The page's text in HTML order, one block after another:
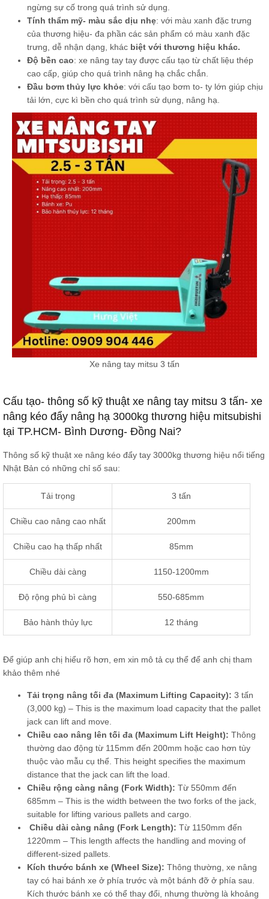
ngừng sự cố trong quá trình sử dụng.
Tính thẩm mỹ- màu sắc dịu nhẹ: với màu xanh đặc trưng
của thương hiệu- đa phần các sản phẩm có màu xanh đặc
trưng, dễ nhận dạng, khác biệt với thương hiệu khác.
Độ bền cao: xe nâng tay tay được cấu tạo từ chất liệu thép
cao cấp, giúp cho quá trình nâng hạ chắc chắn.
Đầu bơm thủy lực khỏe: với cấu tạo bơm to- ty lớn giúp chịu
tải lớn, cực kì bền cho quá trình sử dụng, nâng hạ.
Xe nâng tay mitsu 3 tấn
Cấu tạo- thông số kỹ thuật xe nâng tay mitsu 3 tấn- xe
nâng kéo đẩy nâng hạ 3000kg thương hiệu mitsubishi
tại TP.HCM- Bình Dương- Đồng Nai?
Thông số kỹ thuật xe nâng kéo đẩy tay 3000kg thương hiệu nổi tiếng
Nhật Bản có những chỉ số sau:
Tải trọng 3 tấn
Chiều cao nâng cao nhất 200mm
Chiều cao hạ thấp nhất 85mm
Chiều dài càng 1150-1200mm
Độ rộng phủ bì càng 550-685mm
Bảo hành thủy lực 12 tháng
Để giúp anh chị hiểu rõ hơn, em xin mô tả cụ thể để anh chị tham
khảo thêm nhé
Tải trọng nâng tối đa (Maximum Lifting Capacity): 3 tấn
(3,000 kg) – This is the maximum load capacity that the pallet
jack can lift and move.
Chiều cao nâng lên tối đa (Maximum Lift Height): Thông
thường dao động từ 115mm đến 200mm hoặc cao hơn tùy
thuộc vào mẫu cụ thể. This height specifies the maximum
distance that the jack can lift the load.
Chiều rộng càng nâng (Fork Width): Từ 550mm đến
685mm – This is the width between the two forks of the jack,
suitable for lifting various pallets and cargo.
Chiều dài càng nâng (Fork Length): Từ 1150mm đến
1220mm – This length affects the handling and moving of
different-sized pallets.
Kích thước bánh xe (Wheel Size): Thông thường, xe nâng
tay có hai bánh xe ở phía trước và một bánh đỡ ở phía sau.
Kích thước bánh xe có thể thay đổi, nhưng thường là khoảng